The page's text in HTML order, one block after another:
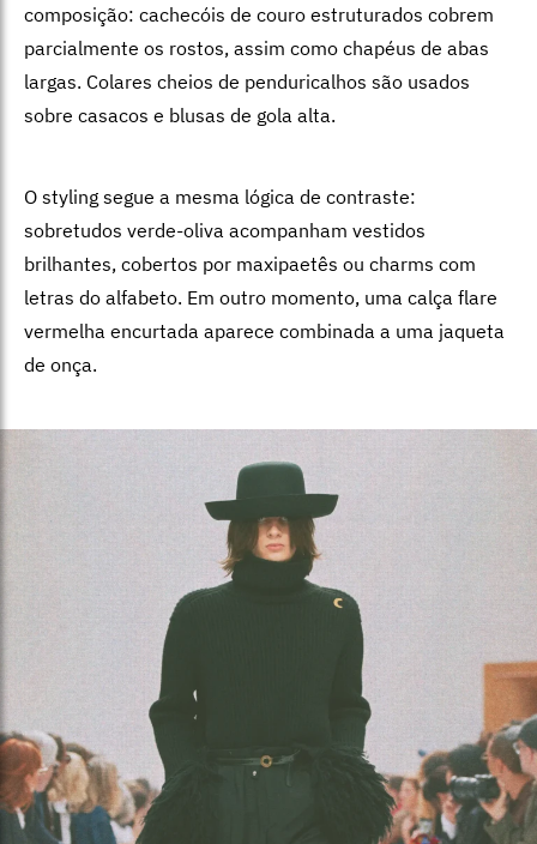
composição: cachecóis de couro estruturados cobrem
parcialmente os rostos, assim como chapéus de abas
largas. Colares cheios de penduricalhos são usados
sobre casacos e blusas de gola alta.
O styling segue a mesma lógica de contraste:
sobretudos verde-oliva acompanham vestidos
brilhantes, cobertos por maxipaetês ou charms com
letras do alfabeto. Em outro momento, uma calça flare
vermelha encurtada aparece combinada a uma jaqueta
de onça.